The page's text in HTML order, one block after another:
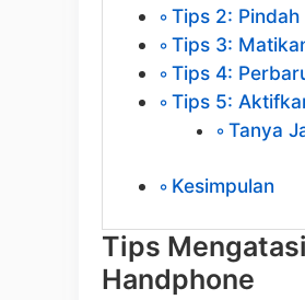
Tips 2:
Tips 3:
Tips 4:
Tips 5:
Tanya
Kesimpulan
Tips
Handphone